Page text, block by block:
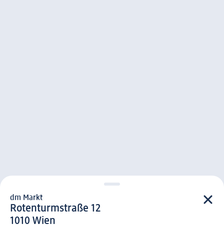
d m Markt
dm Markt
Rotenturmstraße 12
1 0 1 0
1010 Wien